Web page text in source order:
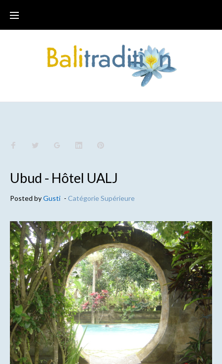
Ubud - Hôtel UALJ
Posted byGusti - Catégorie Supérieure